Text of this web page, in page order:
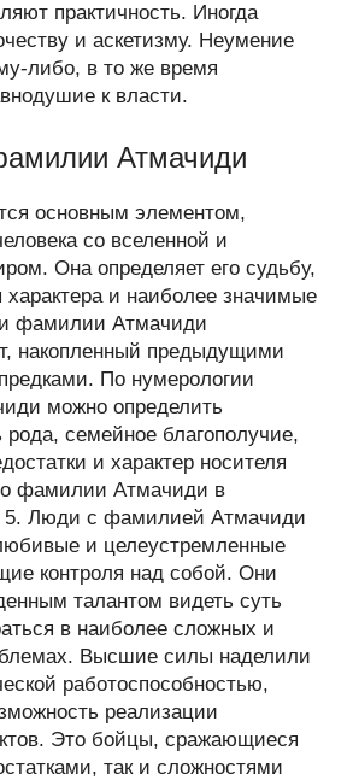
практичность. Иногда
и аскетизму. Неумение
либо, в то же время
к власти.
Атмачиди
основным элементом,
со вселенной и
Она определяет его судьбу,
и наиболее значимые
фамилии Атмачиди
накопленный предыдущими
По нумерологии
можно определить
семейное благополучие,
и характер носителя
фамилии Атмачиди в
5. Люди с фамилией Атмачиди
и целеустремленные
контроля над собой. Они
талантом видеть суть
в наиболее сложных и
Высшие силы наделили
работоспособностью,
реализации
Это бойцы, сражающиеся
так и сложностями